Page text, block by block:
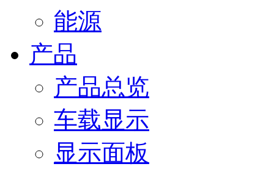
能源
产品
产品总览
车载显示
显示面板